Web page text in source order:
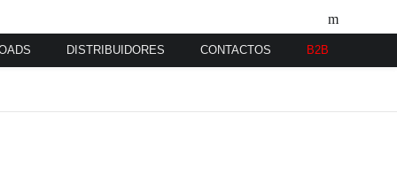
DISTRIBUIDORES CONTACTOS B2B